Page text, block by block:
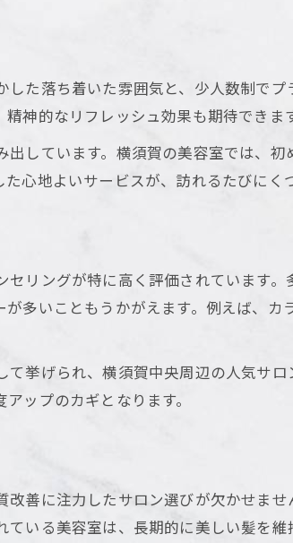
こだわりが叶う理由を解説
現する美容室の選び方ポイント
室のメリットと選び方の工夫
重視の美容院体験を
気が与える癒しの効果とは
視したいリラックスサービス
た落ち着いた雰囲気と、少人数制で
神的なリフレッシュ効果も期待できます
しています。横須賀の美容室では、
心地よいサービスが、訪れるたびにく
リングが特に高く評価されています
多いこともうかがえます。例えば、カ
挙げられ、横須賀中央周辺の人気サ
ップのカギとなります。
善に注力したサロン選びが欠かせま
いる美容室は、長期的に美しい髪を